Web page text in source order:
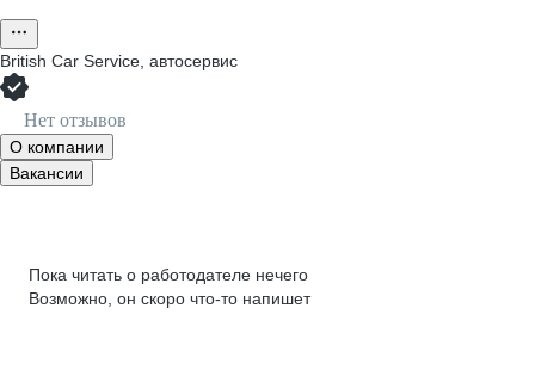
British Car Service, автосервис
Нет отзывов
О компании
Вакансии
Пока читать о работодателе нечего
Возможно, он скоро что‑то напишет